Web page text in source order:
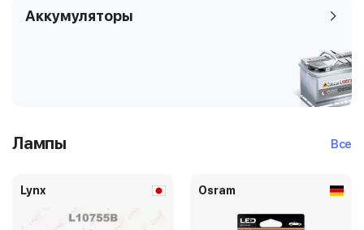
Аккумуляторы
Лампы Все
Lynx Osram